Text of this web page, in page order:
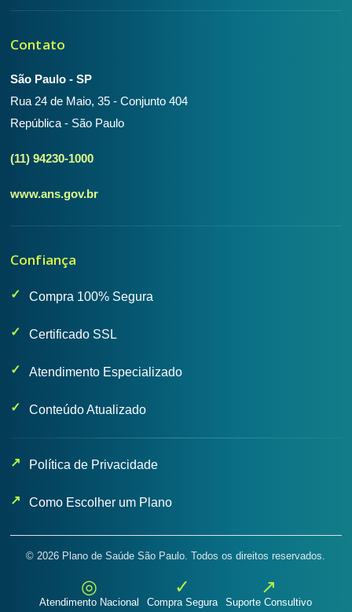
Contato
São Paulo - SP
Rua 24 de Maio, 35 - Conjunto 404
República - São Paulo
(11) 94230-1000
www.ans.gov.br
Confiança
Compra 100% Segura
Certificado SSL
Atendimento Especializado
Conteúdo Atualizado
Política de Privacidade
Como Escolher um Plano
© 2026 Plano de Saúde São Paulo. Todos os direitos reservados.
◎
Atendimento Nacional
✓
Compra Segura
↗
Suporte Consultivo